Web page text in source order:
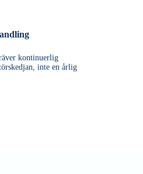
kontinuerlig
inte en årlig